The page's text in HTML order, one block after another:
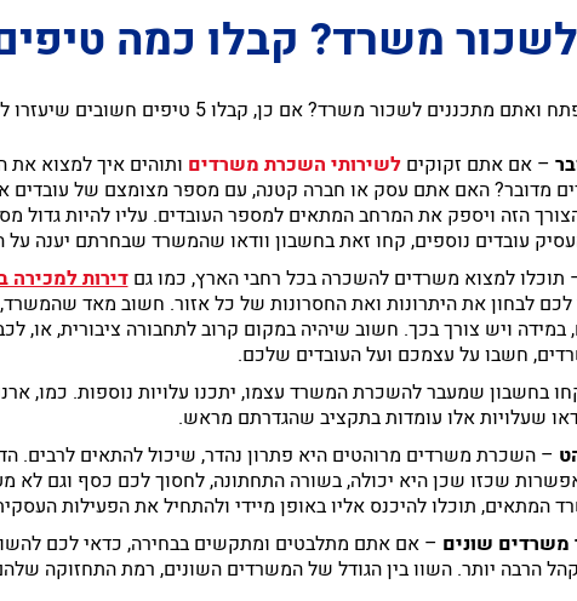
משרד? קבלו כמה
משרד? אם כן, קבלו 5 טיפים חשובים שיעזרו לכם באיתור המשרד המתאים לכם:
– אם אתם זקוקיםלשירותי השכרת משרדים ותוהים איך למצוא
מדובר? האם אתם עסק או חברה קטנה, עם מספר מצומצם של
הזה ויספק את המרחב המתאים למספר העובדים. עליו להיות גדול
עובדים נוספים, קחו זאת בחשבון וודאו שהמשרד שבחרתם יענה על
תוכלו למצוא משרדים להשכרה בכל רחבי הארץ, כמו גםדירות למכירה
לבחון את היתרונות ואת החסרונות של כל אזור. חשוב מאד
במידה ויש צורך בכך. חשוב שיהיה במקום קרוב לתחבורה ציבורית, או,
חשבו על עצמכם ועל העובדים שלכם.
בחשבון שמעבר להשכרת המשרד עצמו, יתכנו עלויות נוספות. כמו,
שעלויות אלו עומדות בתקציב שהגדרתם מראש.
– השכרת משרדים מרוהטים היא פתרון נהדר, שיכול להתאים לרבים.
שכזו שכן היא יכולה, בשורה התחתונה, לחסוך לכם כסף וגם
תוכלו להיכנס אליו באופן מיידי ולהתחיל את הפעילות
משרדים שונים – אם אתם מתלבטים ומתקשים בבחירה, כדאי לכם
הרבה יותר. השוו בין הגודל של המשרדים השונים, רמת התחזוקה